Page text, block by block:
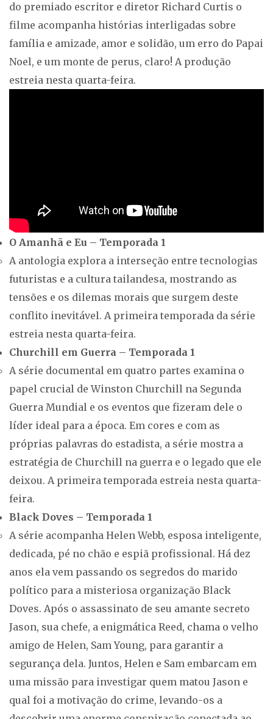
do premiado escritor e diretor Richard Curtis o
filme acompanha histórias interligadas sobre
família e amizade, amor e solidão, um erro do Papai
Noel, e um monte de perus, claro! A produção
estreia nesta quarta-feira.
O Amanhã e Eu – Temporada 1
A antologia explora a interseção entre tecnologias
futuristas e a cultura tailandesa, mostrando as
tensões e os dilemas morais que surgem deste
conflito inevitável. A primeira temporada da série
estreia nesta quarta-feira.
Churchill em Guerra – Temporada 1
A série documental em quatro partes examina o
papel crucial de Winston Churchill na Segunda
Guerra Mundial e os eventos que fizeram dele o
líder ideal para a época. Em cores e com as
próprias palavras do estadista, a série mostra a
estratégia de Churchill na guerra e o legado que ele
deixou. A primeira temporada estreia nesta quarta-
feira.
Black Doves – Temporada 1
A série acompanha Helen Webb, esposa inteligente,
dedicada, pé no chão e espiã profissional. Há dez
anos ela vem passando os segredos do marido
político para a misteriosa organização Black
Doves. Após o assassinato de seu amante secreto
Jason, sua chefe, a enigmática Reed, chama o velho
amigo de Helen, Sam Young, para garantir a
segurança dela. Juntos, Helen e Sam embarcam em
uma missão para investigar quem matou Jason e
qual foi a motivação do crime, levando-os a